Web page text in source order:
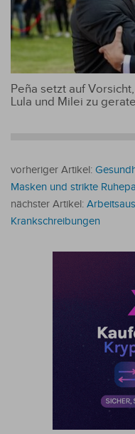
Peña setzt auf
Lula und Milei zu
vorheriger Artikel:
Masken und strikte
nächster Artikel:
Krankschreibungen